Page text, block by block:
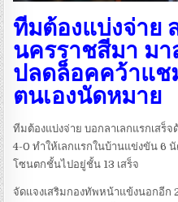
ทีมต้องแบ่งจ่าย
นครราชสีมา มา
ปลดล็อคคว้าแช
ตนเองนัดหมาย
ทีมต้องแบ่งจ่าย บอกลาเลกแรกเสร็
4-0 ทำให้เลกแรกในบ้านแข่งขัน 6
โซนตกชั้นไปอยู่ชั้น 13 เสร็จ
จัดแจงเสริมกองทัพหน้าแข้งนอกอีก